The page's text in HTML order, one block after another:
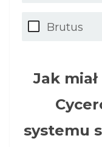
Brutus
Jak
systemu